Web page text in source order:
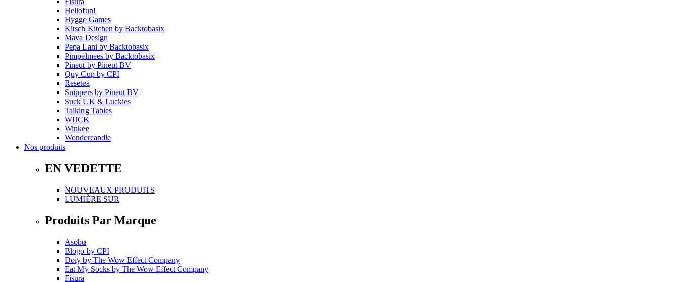
Hellofun!
Hygge Games
Kitsch Kitchen by Backtobasix
Mava Design
Pepa Lani by Backtobasix
Pimpelmees by Backtobasix
Pineutby Pineut BV
Quy Cup by CPI
Resetea
Snippers by Pineut BV
Suck UK & Luckies
Talking Tables
WIJCK
Winkee
Wondercandle
Nos produits
EN VEDETTE
NOUVEAUX PRODUITS
LUMIÈRE SUR
Produits Par Marque
Asobu
Blogo by CPI
Doiy by The Wow Effect Company
Eat My Socks by The Wow Effect Company
Fisura